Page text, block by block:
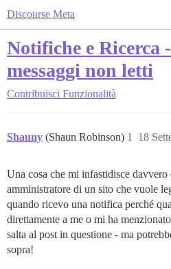
Discourse Meta
Notifiche e Ricerca
messaggi non letti
Contribuisci Funzionalità
Shauny (Shaun Robinson) 18
1
Una cosa che mi infastidisce
amministratore di un sito che vuole
quando ricevo una notifica perché
direttamente a me o mi ha
salta al post in questione - ma
sopra!